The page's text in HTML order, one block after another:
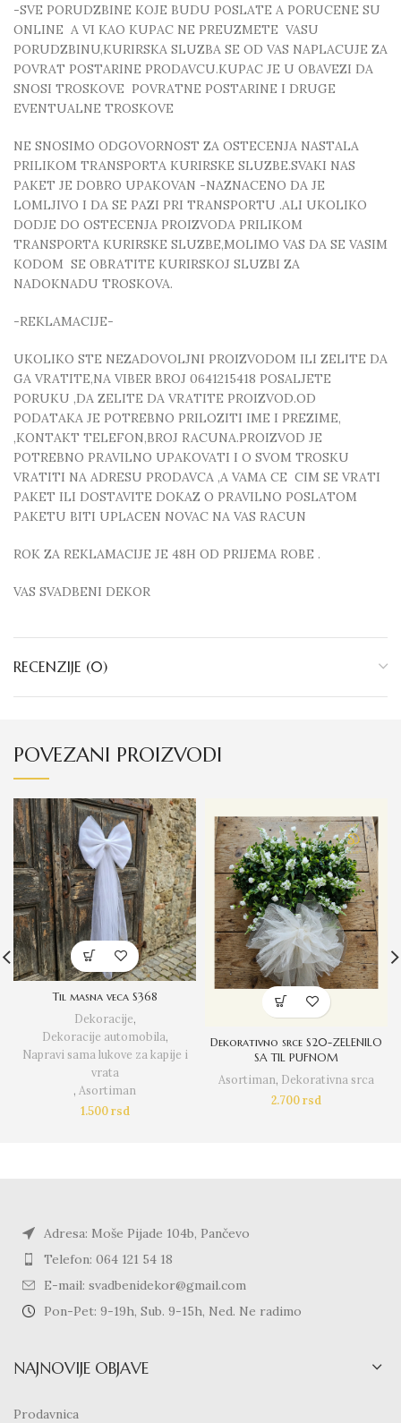
-SVE PORUDZBINE KOJE BUDU POSLATE A PORUCENE SU
ONLINE A VI KAO KUPAC NE PREUZMETE VASU
PORUDZBINU,KURIRSKA SLUZBA SE OD VAS NAPLACUJE ZA
POVRAT POSTARINE PRODAVCU.KUPAC JE U OBAVEZI DA
SNOSI TROSKOVE POVRATNE POSTARINE I DRUGE
EVENTUALNE TROSKOVE
NE SNOSIMO ODGOVORNOST ZA OSTECENJA NASTALA
PRILIKOM TRANSPORTA KURIRSKE SLUZBE.SVAKI NAS
PAKET JE DOBRO UPAKOVAN -NAZNACENO DA JE
LOMLJIVO I DA SE PAZI PRI TRANSPORTU .ALI UKOLIKO
DODJE DO OSTECENJA PROIZVODA PRILIKOM
TRANSPORTA KURIRSKE SLUZBE,MOLIMO VAS DA SE VASIM
KODOM SE OBRATITE KURIRSKOJ SLUZBI ZA
NADOKNADU TROSKOVA.
-REKLAMACIJE-
UKOLIKO STE NEZADOVOLJNI PROIZVODOM ILI ZELITE DA
GA VRATITE,NA VIBER BROJ 0641215418 POSALJETE
PORUKU ,DA ZELITE DA VRATITE PROIZVOD.OD
PODATAKA JE POTREBNO PRILOZITI IME I PREZIME,
,KONTAKT TELEFON,BROJ RACUNA.PROIZVOD JE
POTREBNO PRAVILNO UPAKOVATI I O SVOM TROSKU
VRATITI NA ADRESU PRODAVCA ,A VAMA CE CIM SE VRATI
PAKET ILI DOSTAVITE DOKAZ O PRAVILNO POSLATOM
PAKETU BITI UPLACEN NOVAC NA VAS RACUN
ROK ZA REKLAMACIJE JE 48H OD PRIJEMA ROBE .
VAS SVADBENI DEKOR
RECENZIJE (0)
POVEZANI PROIZVODI
Til masna veca S368
Dekoracije,
Dekoracije automobila,
Napravi sama lukove za kapije i
vrata
, Asortiman
1.500rsd
Dekorativno srce S20-ZELENILO
SA TIL PUFNOM
Asortiman, Dekorativna srca
2.700rsd
Adresa: Moše Pijade 104b, Pančevo
Telefon: 064 121 54 18
E-mail: svadbenidekor@gmail.com
Pon-Pet: 9-19h, Sub. 9-15h, Ned. Ne radimo
NAJNOVIJE OBJAVE
Prodavnica